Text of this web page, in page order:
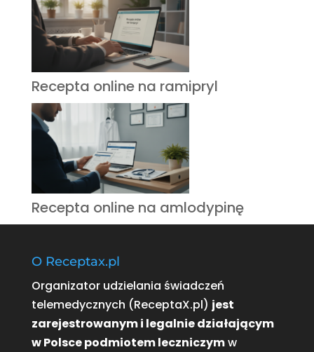
Recepta online na ramipryl
Recepta online na amlodypinę
O Receptax.pl
Organizator udzielania świadczeń
telemedycznych (ReceptaX.pl) jest
zarejestrowanym i legalnie działającym
w Polsce podmiotem leczniczymw